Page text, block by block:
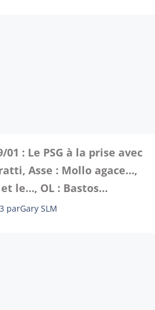
01 : Le PSG à la prise avec
Asse : Mollo agace…,
et le…, OL : Bastos…
parGary SLM